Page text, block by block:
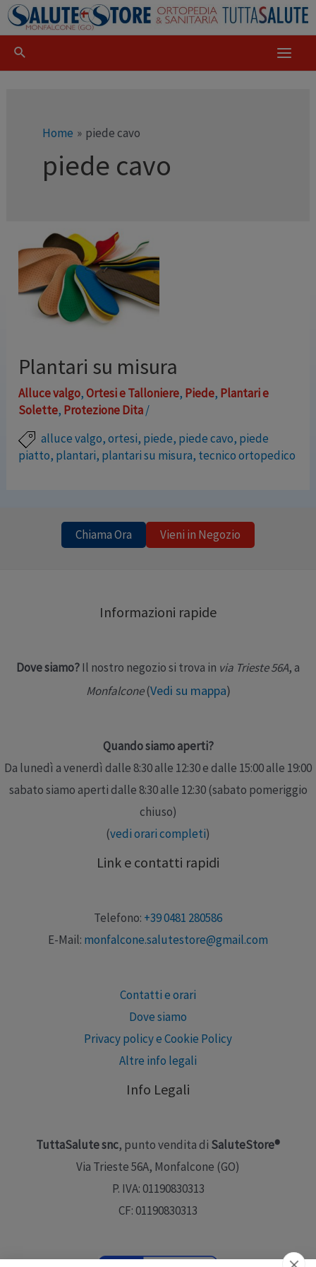
Home piede cavo
piede cavo
Plantari su misura
Alluce valgo,Ortesi e Talloniere, Piede, Plantari e
Solette, Protezione Dita/
alluce valgo,ortesi, piede, piede cavo, piede
piatto, plantari, plantari su misura, tecnico ortopedico
baropodometrico con pedana computerizzata, adatta
busti, ginocchiere e tutori secondo la prescrizione del
ricevono gli ausili in convenzione con il servizio
Chiama Ora Vieni in Negozio
Informazioni rapide
Dove siamo?Il nostro negozio si trova in via Trieste 56A, a
Monfalcone(Vedi su mappa)
Quando siamo aperti?
Da lunedì a venerdì dalle 8:30 alle 12:30 e dalle 15:00 alle 19:00
sabato siamo aperti dalle 8:30 alle 12:30 (sabato pomeriggio
chiuso)
(vedi orari completi)
Link e contatti rapidi
Telefono: +39 0481 280586
E-Mail: monfalcone.salutestore@gmail.com
Contatti e orari
Dove siamo
Privacy policy e Cookie Policy
Altre info legali
Info Legali
TuttaSalute snc, punto vendita di SaluteStore®
Via Trieste 56A, Monfalcone (GO)
P. IVA: 01190830313
CF: 01190830313